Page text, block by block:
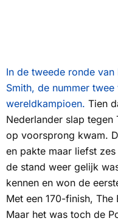
In de tweede ronde
Smith, de nummer
wereldkampioen. Tien
Nederlander slap tegen
op voorsprong kwam.
en pakte maar liefst
de stand weer gelijk
kennen en won de
Met een 170-finish, The
Maar het was toch de